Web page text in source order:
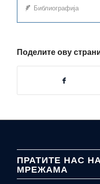
Библиографија
Поделите ову
ПРАТИТЕ НАС
МРЕЖАМА